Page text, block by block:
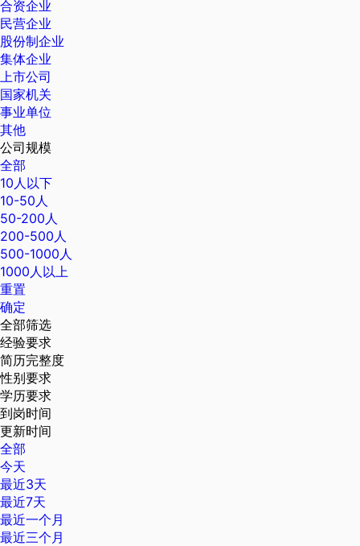
合资企业
民营企业
股份制企业
集体企业
上市公司
国家机关
事业单位
其他
公司规模
全部
10人以下
10-50人
50-200人
200-500人
500-1000人
1000人以上
重置
确定
全部筛选
经验要求
简历完整度
性别要求
学历要求
到岗时间
更新时间
全部
今天
最近3天
最近7天
最近一个月
最近三个月